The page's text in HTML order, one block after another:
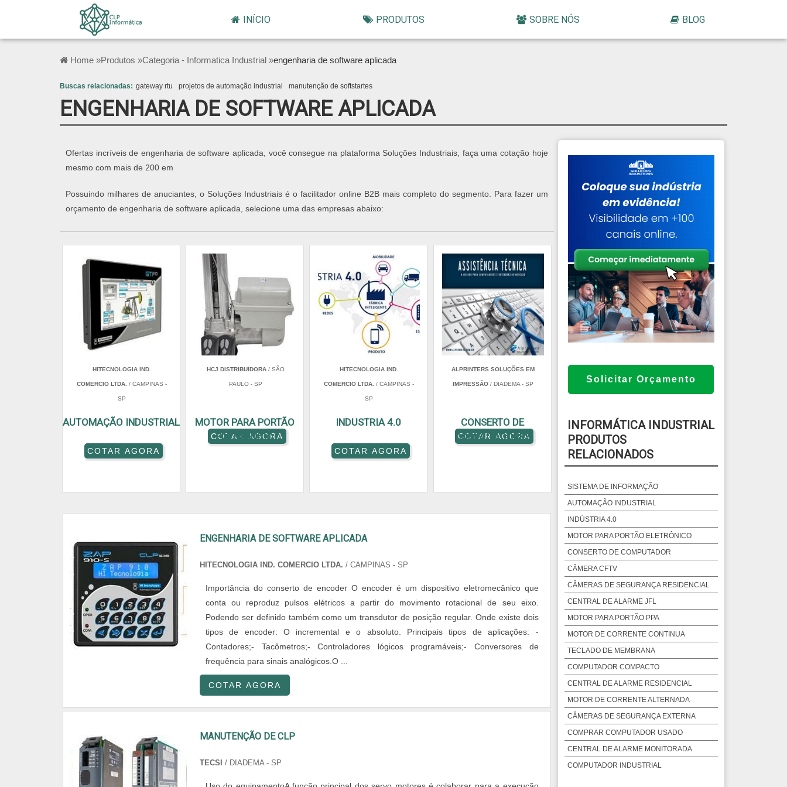
INÍCIO PRODUTOS SOBRE NÓS BLOG
Home »Produtos »Categoria - Informatica Industrial »engenharia de software aplicada
Buscas relacionadas: gateway rtu projetos de automação industrial manutenção de softstartes
ENGENHARIA DE SOFTWARE APLICADA
Ofertas incríveis de engenharia de software aplicada, você consegue na plataforma Soluções Industriais, faça uma cotação hoje
mesmo com mais de 200 em
Possuindo milhares de anuciantes, o Soluções Industriais é o facilitador online B2B mais completo do segmento. Para fazer um
orçamento de engenharia de software aplicada, selecione uma das empresas abaixo:
HITECNOLOGIA IND.
COMERCIO LTDA. / CAMPINAS -
SP
AUTOMAÇÃO INDUSTRIAL
COTAR AGORA
HCJ DISTRIBUIDORA/ SÃO
PAULO - SP
MOTOR PARA PORTÃO
ELETRÔNICO
COTAR AGORA
HITECNOLOGIA IND.
COMERCIO LTDA. / CAMPINAS -
SP
INDUSTRIA 4.0
COTAR AGORA
ALPRINTERS SOLUÇÕES EM
IMPRESSÃO/ DIADEMA - SP
CONSERTO DE
COMPUTADORES
COTAR AGORA
ENGENHARIA DE SOFTWARE APLICADA
HITECNOLOGIA IND. COMERCIO LTDA. / CAMPINAS - SP
Importância do conserto de encoder O encoder é um dispositivo eletromecânico que
conta ou reproduz pulsos elétricos a partir do movimento rotacional de seu eixo.
Podendo ser definido também como um transdutor de posição regular. Onde existe dois
tipos de encoder: O incremental e o absoluto. Principais tipos de aplicações: -
Contadores;- Tacômetros;- Controladores lógicos programáveis;- Conversores de
frequência para sinais analógicos.O ...
COTAR AGORA
MANUTENÇÃO DE CLP
TECSI / DIADEMA - SP
Solicitar Orçamento
INFORMÁTICA INDUSTRIAL
PRODUTOS
RELACIONADOS
SISTEMA DE INFORMAÇÃO
AUTOMAÇÃO INDUSTRIAL
INDÚSTRIA 4.0
MOTOR PARA PORTÃO ELETRÔNICO
CONSERTO DE COMPUTADOR
CÂMERA CFTV
CÂMERAS DE SEGURANÇA RESIDENCIAL
CENTRAL DE ALARME JFL
MOTOR PARA PORTÃO PPA
MOTOR DE CORRENTE CONTINUA
TECLADO DE MEMBRANA
COMPUTADOR COMPACTO
CENTRAL DE ALARME RESIDENCIAL
MOTOR DE CORRENTE ALTERNADA
CÂMERAS DE SEGURANÇA EXTERNA
COMPRAR COMPUTADOR USADO
CENTRAL DE ALARME MONITORADA
COMPUTADOR INDUSTRIAL